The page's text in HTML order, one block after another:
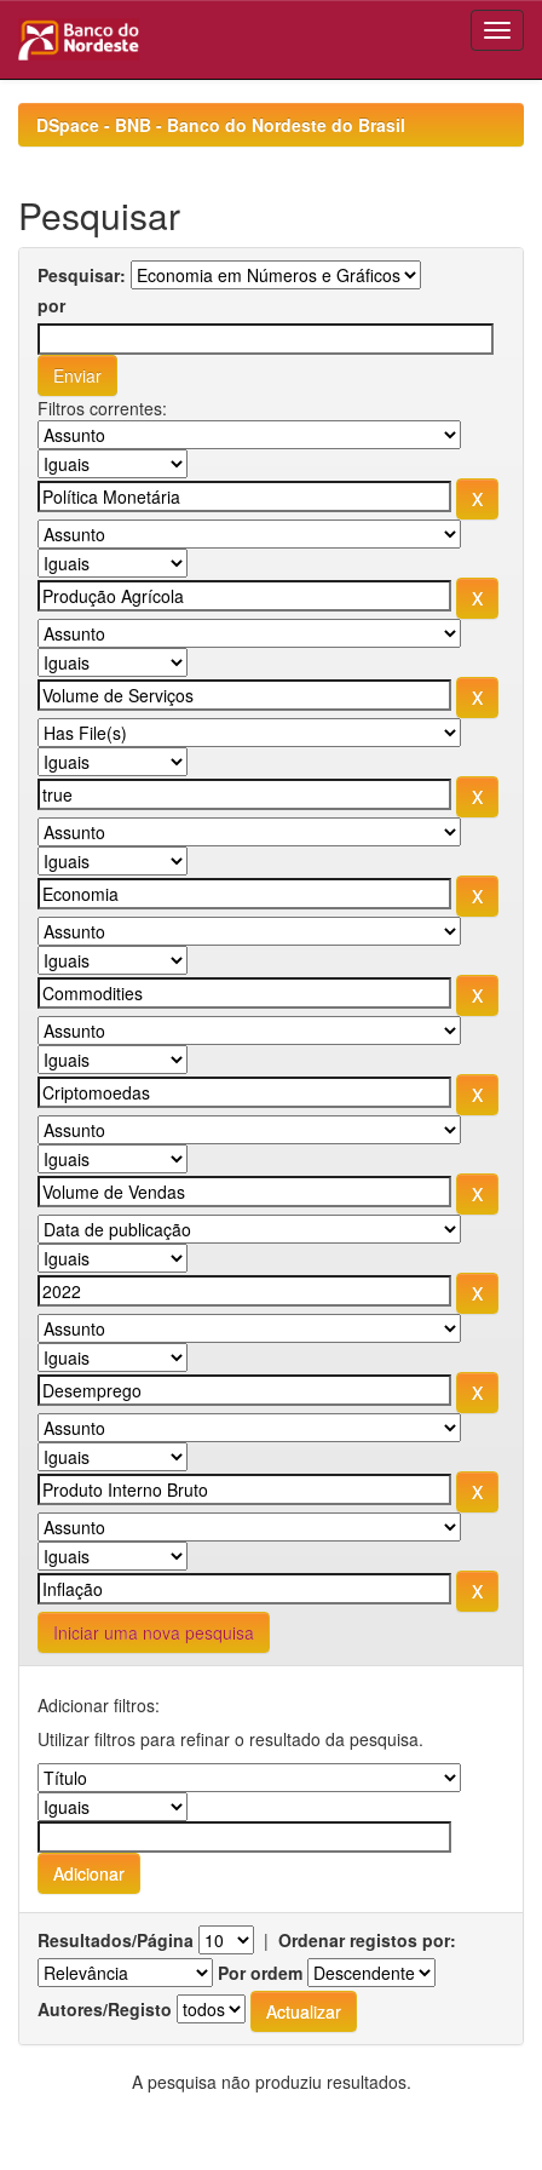
navigationDSpace - BNB - Banco do Nordeste do Brasil
Pesquisar
Pesquisar:
por
Filtros correntes:
Iniciar uma nova pesquisa
Adicionar filtros:
Utilizar filtros para refinar o resultado da pesquisa.
Resultados/Página | Ordenar registos por:
Por ordem
Autores/Registo
A pesquisa não produziu resultados.